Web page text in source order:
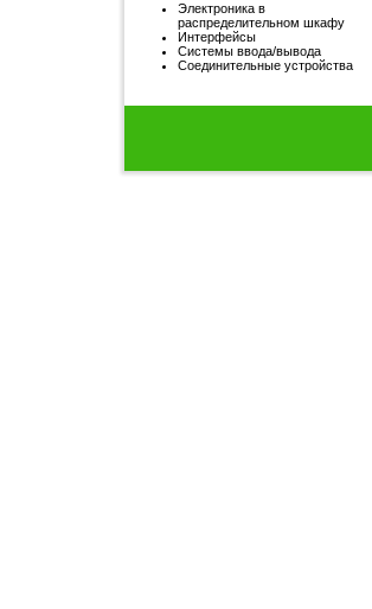
Электроника в
распределительном шкафу
Интерфейсы
Системы ввода/вывода
Соединительные устройства